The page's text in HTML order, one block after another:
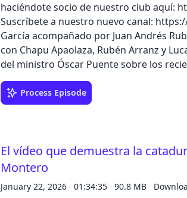
haciéndote socio de nuestro club aquí:
Suscríbete a nuestro nuevo canal: https://
García acompañado por Juan Andrés
con Chapu Apaolaza, Rubén Arranz y
del ministro Óscar Puente sobre los
desmoronarse. 👉 Sigue a Chapu Apaolaza en su canal de YouTube:
https://www.youtube.com/
app de iVoox, o descubre todo el
Process Episode
El vídeo que demuestra la
Montero
January 22, 2026 01:34:35 90.8 MB